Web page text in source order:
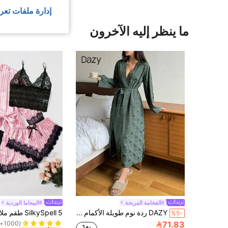
ما ينظر إليه الآخرون
#الفخامة المريحة
%5- DAZY ردة نوم طويلة الأكمام مربوطة بحزام فضفاضة، خريف وشتاء رمضان
71.83
#البيجاما الوردية
1# الأفضل مبيعا
(1000+)
1# الأفضل مبيعا
1# الأفضل مبيعا
إدارة ملفات